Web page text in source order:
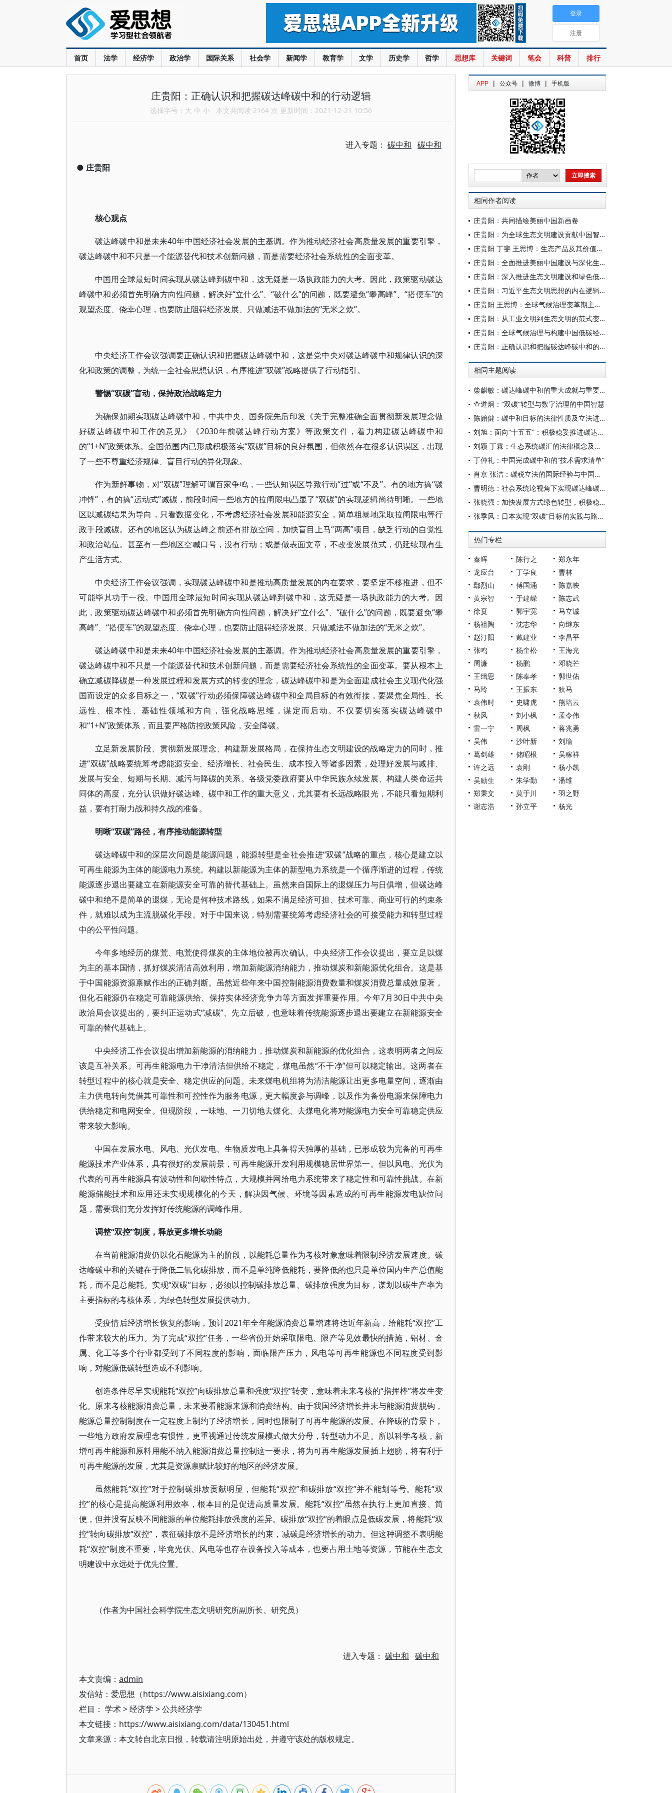
首页 法学 经济学 政治学 国际关系 社会学 新闻学 教育学 文学 历史学 哲学 思想库 关键词 笔会 科普 排行
登录
注册
庄贵阳：正确认识和把握碳达峰碳中和的行动逻辑
选择字号： 大 中 小 本文共阅读 2164 次 更新时间：2021-12-21 10:56
进入专题： 碳中和 碳中和
● 庄贵阳
核心观点
碳达峰碳中和是未来40年中国经济社会发展的主基调。作为推动经济社会高质量发展的重要引擎，
碳达峰碳中和不只是一个能源替代和技术创新问题，而是需要经济社会系统性的全面变革。
中国用全球最短时间实现从碳达峰到碳中和，这无疑是一场执政能力的大考。因此，政策驱动碳达
峰碳中和必须首先明确方向性问题，解决好“立什么”、“破什么”的问题，既要避免“攀高峰”、“搭便车”的
观望态度、侥幸心理，也要防止阻碍经济发展、只做减法不做加法的“无米之炊”。
中央经济工作会议强调要正确认识和把握碳达峰碳中和，这是党中央对碳达峰碳中和规律认识的深
化和政策的调整，为统一全社会思想认识，有序推进“双碳”战略提供了行动指引。
警惕“双碳”盲动，保持政治战略定力
为确保如期实现碳达峰碳中和，中共中央、国务院先后印发《关于完整准确全面贯彻新发展理念做
好碳达峰碳中和工作的意见》《2030年前碳达峰行动方案》等政策文件，着力构建碳达峰碳中和
的“1+N”政策体系。全国范围内已形成积极落实“双碳”目标的良好氛围，但依然存在很多认识误区，出现
了一些不尊重经济规律、盲目行动的异化现象。
作为新鲜事物，对“双碳”理解可谓百家争鸣，一些认知误区导致行动“过”或“不及”。有的地方搞“碳
冲锋”，有的搞“运动式”减碳，前段时间一些地方的拉闸限电凸显了“双碳”的实现逻辑尚待明晰。一些地
区以减碳结果为导向，只看数据变化，不考虑经济社会发展和能源安全，简单粗暴地采取拉闸限电等行
政手段减碳。还有的地区认为碳达峰之前还有排放空间，加快盲目上马“两高”项目，缺乏行动的自觉性
和政治站位。甚至有一些地区空喊口号，没有行动；或是做表面文章，不改变发展范式，仍延续现有生
产生活方式。
中央经济工作会议强调，实现碳达峰碳中和是推动高质量发展的内在要求，要坚定不移推进，但不
可能毕其功于一役。中国用全球最短时间实现从碳达峰到碳中和，这无疑是一场执政能力的大考。因
此，政策驱动碳达峰碳中和必须首先明确方向性问题，解决好“立什么”、“破什么”的问题，既要避免“攀
高峰”、“搭便车”的观望态度、侥幸心理，也要防止阻碍经济发展、只做减法不做加法的“无米之炊”。
碳达峰碳中和是未来40年中国经济社会发展的主基调。作为推动经济社会高质量发展的重要引擎，
碳达峰碳中和不只是一个能源替代和技术创新问题，而是需要经济社会系统性的全面变革。要从根本上
确立减碳降碳是一种发展过程和发展方式的转变的理念，碳达峰碳中和是为全面建成社会主义现代化强
国而设定的众多目标之一，“双碳”行动必须保障碳达峰碳中和全局目标的有效衔接，要聚焦全局性、长
远性、根本性、基础性领域和方向，强化战略思维，谋定而后动。不仅要切实落实碳达峰碳中
和“1+N”政策体系，而且要严格防控政策风险，安全降碳。
立足新发展阶段、贯彻新发展理念、构建新发展格局，在保持生态文明建设的战略定力的同时，推
进“双碳”战略要统筹考虑能源安全、经济增长、社会民生、成本投入等诸多因素，处理好发展与减排、
发展与安全、短期与长期、减污与降碳的关系。各级党委政府要从中华民族永续发展、构建人类命运共
同体的高度，充分认识做好碳达峰、碳中和工作的重大意义，尤其要有长远战略眼光，不能只看短期利
益，要有打耐力战和持久战的准备。
明晰“双碳”路径，有序推动能源转型
碳达峰碳中和的深层次问题是能源问题，能源转型是全社会推进“双碳”战略的重点，核心是建立以
可再生能源为主体的能源电力系统。构建以新能源为主体的新型电力系统是一个循序渐进的过程，传统
能源逐步退出要建立在新能源安全可靠的替代基础上。虽然来自国际上的退煤压力与日俱增，但碳达峰
碳中和绝不是简单的退煤，无论是何种技术路线，如果不满足经济可担、技术可靠、商业可行的约束条
件，就难以成为主流脱碳化手段。对于中国来说，特别需要统筹考虑经济社会的可接受能力和转型过程
中的公平性问题。
今年多地经历的煤荒、电荒使得煤炭的主体地位被再次确认。中央经济工作会议提出，要立足以煤
为主的基本国情，抓好煤炭清洁高效利用，增加新能源消纳能力，推动煤炭和新能源优化组合。这是基
于中国能源资源禀赋作出的正确判断。虽然近些年来中国控制能源消费数量和煤炭消费总量成效显著，
但化石能源仍在稳定可靠能源供给、保持实体经济竞争力等方面发挥重要作用。今年7月30日中共中央
政治局会议提出的，要纠正运动式“减碳”、先立后破，也意味着传统能源逐步退出要建立在新能源安全
可靠的替代基础上。
中央经济工作会议提出增加新能源的消纳能力，推动煤炭和新能源的优化组合，这表明两者之间应
该是互补关系。可再生能源电力干净清洁但供给不稳定，煤电虽然“不干净”但可以稳定输出。这两者在
转型过程中的核心就是安全、稳定供应的问题。未来煤电机组将为清洁能源让出更多电量空间，逐渐由
主力供电转向凭借其可靠性和可控性作为服务电源，更大幅度参与调峰，以及作为备份电源来保障电力
供给稳定和电网安全。但现阶段，一味地、一刀切地去煤化、去煤电化将对能源电力安全可靠稳定供应
带来较大影响。
中国在发展水电、风电、光伏发电、生物质发电上具备得天独厚的基础，已形成较为完备的可再生
能源技术产业体系，具有很好的发展前景，可再生能源开发利用规模稳居世界第一。但以风电、光伏为
代表的可再生能源具有波动性和间歇性特点，大规模并网给电力系统带来了稳定性和可靠性挑战。在新
能源储能技术和应用还未实现规模化的今天，解决因气候、环境等因素造成的可再生能源发电缺位问
题，需要我们充分发挥好传统能源的调峰作用。
调整“双控”制度，释放更多增长动能
在当前能源消费仍以化石能源为主的阶段，以能耗总量作为考核对象意味着限制经济发展速度。碳
达峰碳中和的关键在于降低二氧化碳排放，而不是单纯降低能耗，要降低的也只是单位国内生产总值能
耗，而不是总能耗。实现“双碳”目标，必须以控制碳排放总量、碳排放强度为目标，谋划以碳生产率为
主要指标的考核体系，为绿色转型发展提供动力。
受疫情后经济增长恢复的影响，预计2021年全年能源消费总量增速将达近年新高，给能耗“双控”工
作带来较大的压力。为了完成“双控”任务，一些省份开始采取限电、限产等见效最快的措施，铝材、金
属、化工等多个行业都受到了不同程度的影响，面临限产压力，风电等可再生能源也不同程度受到影
响，对能源低碳转型造成不利影响。
创造条件尽早实现能耗“双控”向碳排放总量和强度“双控”转变，意味着未来考核的“指挥棒”将发生变
化。原来考核能源消费总量，未来要看能源来源和消费结构。由于我国经济增长并未与能源消费脱钩，
能源总量控制制度在一定程度上制约了经济增长，同时也限制了可再生能源的发展。在降碳的背景下，
一些地方政府发展理念有惯性，更重视通过传统发展模式做大分母，转型动力不足。所以科学考核，新
增可再生能源和原料用能不纳入能源消费总量控制这一要求，将为可再生能源发展插上翅膀，将有利于
可再生能源的发展，尤其是资源禀赋比较好的地区的经济发展。
虽然能耗“双控”对于控制碳排放贡献明显，但能耗“双控”和碳排放“双控”并不能划等号。能耗“双
控”的核心是提高能源利用效率，根本目的是促进高质量发展。能耗“双控”虽然在执行上更加直接、简
便，但并没有反映不同能源的单位能耗排放强度的差异。碳排放“双控”的着眼点是低碳发展，将能耗“双
控”转向碳排放“双控”，表征碳排放不是经济增长的约束，减碳是经济增长的动力。但这种调整不表明能
耗“双控”制度不重要，毕竟光伏、风电等也存在设备投入等成本，也要占用土地等资源，节能在生态文
明建设中永远处于优先位置。
（作者为中国社会科学院生态文明研究所副所长、研究员）
进入专题： 碳中和 碳中和
本文责编： admin
发信站：爱思想（https://www.aisixiang.com）
栏目： 学术>经济学 >公共经济学
本文链接：https://www.aisixiang.com/data/130451.html
文章来源：本文转自北京日报，转载请注明原始出处，并遵守该处的版权规定。
APP | 公众号 | 微博 | 手机版
相同作者阅读
庄贵阳：共同描绘美丽中国新画卷
庄贵阳：为全球生态文明建设贡献中国智慧
庄贵阳 丁斐 王思博：生态产品及其价值实现探析——基于政治经济学的思考
庄贵阳：全面推进美丽中国建设与深化生态文明体制改革
庄贵阳：深入推进生态文明建设和绿色低碳发展
庄贵阳：习近平生态文明思想的内在逻辑与世界意义
庄贵阳 王思博：全球气候治理变革期主要经济体碳中和战略博弈
庄贵阳：从工业文明到生态文明的范式变革
庄贵阳：全球气候治理与构建中国低碳经济话语权
庄贵阳：正确认识和把握碳达峰碳中和的行动逻辑
相同主题阅读
柴麒敏：碳达峰碳中和的重大成就与重要任务
查道炯：“双碳”转型与数字治理的中国智慧
陈贻健：碳中和目标的法律性质及立法进路
刘旭：面向“十五五”：积极稳妥推进碳达峰碳中和
刘颖 丁霖：生态系统碳汇的法律概念及其权利构造
丁仲礼：中国完成碳中和的“技术需求清单”
肖京 张洁：碳税立法的国际经验与中国进路
曹明德：社会系统论视角下实现碳达峰碳中和目标的法律对策
张晓强：加快发展方式绿色转型，积极稳妥推进碳达峰碳中和
张季风：日本实现“双碳”目标的实践与路径研究——兼论对中国的启示与借鉴
热门专栏
秦晖 陈行之
郑永年
龙应台
丁学良
曹林
鄢烈山
傅国涌
陈嘉映
黄宗智
于建嵘
陈志武
徐贲
郭宇宽
马立诚
杨祖陶
沈志华
向继东
赵汀阳
戴建业
李昌平
张鸣
杨奎松
王海光
周濂
杨鹏
邓晓芒
王缉思
陈奉孝
郭世佑
马玲
王振东
狄马
袁伟时
史啸虎
熊培云
秋风
刘小枫
孟令伟
雷一宁
周枫
蒋兆勇
吴伟
沙叶新
刘瑜
葛剑雄
储昭根
吴稼祥
许之远
袁刚
杨小凯
吴励生
朱学勤
潘维
郑秉文
莫于川
羽之野
谢志浩
孙立平 杨光